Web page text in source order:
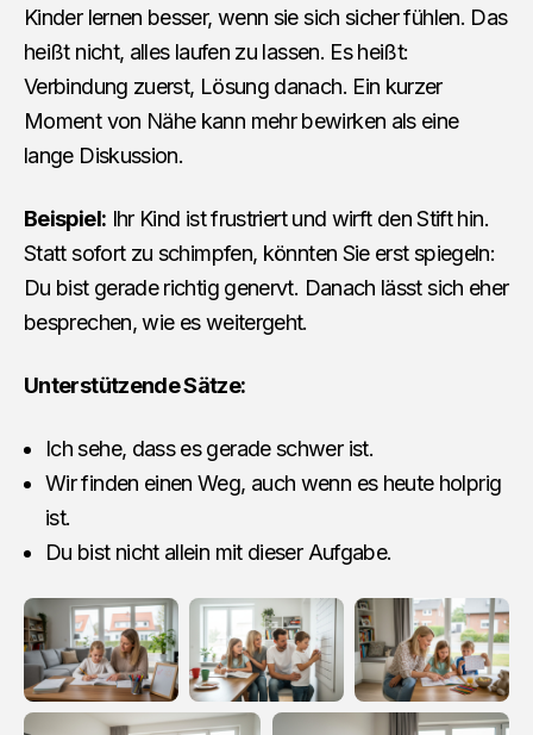
Kinder lernen besser, wenn sie sich sicher fühlen. Das
heißt nicht, alles laufen zu lassen. Es heißt:
Verbindung zuerst, Lösung danach. Ein kurzer
Moment von Nähe kann mehr bewirken als eine
lange Diskussion.
Beispiel: Ihr Kind ist frustriert und wirft den Stift hin.
Statt sofort zu schimpfen, könnten Sie erst spiegeln:
Du bist gerade richtig genervt. Danach lässt sich eher
besprechen, wie es weitergeht.
Unterstützende Sätze:
Ich sehe, dass es gerade schwer ist.
Wir finden einen Weg, auch wenn es heute holprig
ist.
Du bist nicht allein mit dieser Aufgabe.